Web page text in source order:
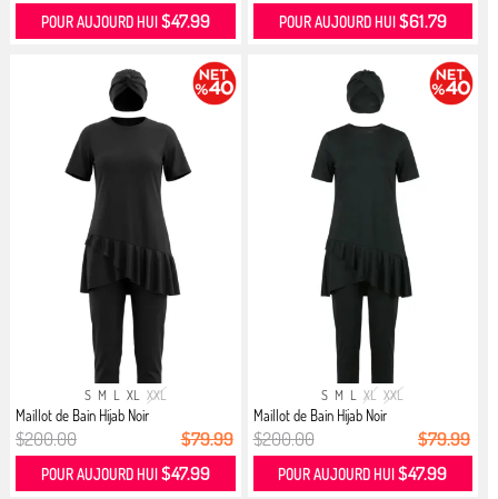
POUR AUJOURD HUI $47.99 POUR AUJOURD HUI $61.79
S M L XL XXL
Maillot de Bain Hijab Noir
$200.00 $79.99
POUR AUJOURD HUI $47.99
S M L XL XXL
Maillot de Bain Hijab Noir
$200.00 $79.99
POUR AUJOURD HUI$47.99